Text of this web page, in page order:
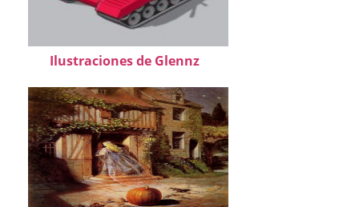
Ilustraciones de Glennz